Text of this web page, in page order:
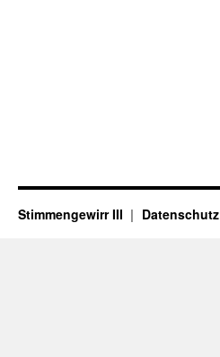
Stimmengewirr III Datenschutz